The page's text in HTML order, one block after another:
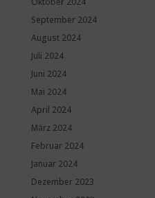
September 2024
August 2024
Juli 2024
Juni 2024
Mai 2024
April 2024
März 2024
Februar 2024
Januar 2024
Dezember 2023